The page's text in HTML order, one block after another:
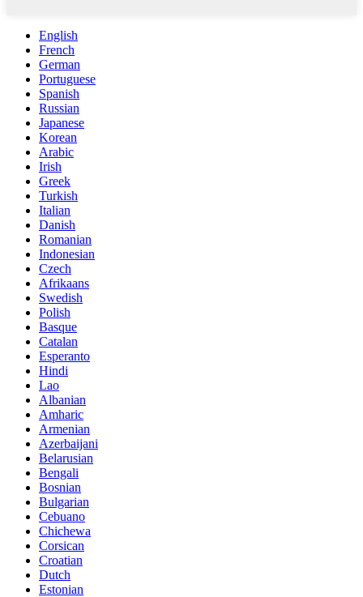
English
French
German
Portuguese
Spanish
Russian
Japanese
Korean
Arabic
Irish
Greek
Turkish
Italian
Danish
Romanian
Indonesian
Czech
Afrikaans
Swedish
Polish
Basque
Catalan
Esperanto
Hindi
Lao
Albanian
Amharic
Armenian
Azerbaijani
Belarusian
Bengali
Bosnian
Bulgarian
Cebuano
Chichewa
Corsican
Croatian
Dutch
Estonian